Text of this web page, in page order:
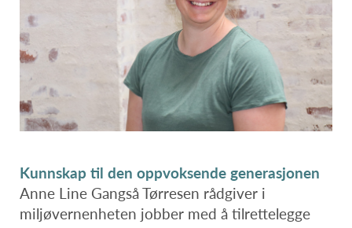
Kunnskap til den oppvoksende generasjonen
Anne Line Gangså Tørresen rådgiver i
miljøvernenheten jobber med å tilrettelegge